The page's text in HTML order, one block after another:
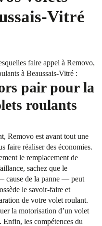
Vitré
faire appel à Removo,
à Beaussais-Vitré :
pair pour la
roulants
Removo est avant tout une
faire réaliser des économies.
le remplacement de
sachez que le
cause de la panne — peut
le savoir-faire et
de votre volet roulant.
la motorisation d’un volet
les compétences du